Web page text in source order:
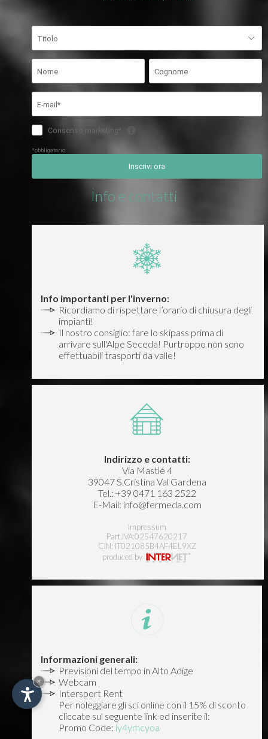
Info e contatti
Info importanti per l'inverno:
Ricordiamo di rispettare l’orario di chiusura degli
impianti!
Il nostro consiglio: fare lo skipass prima di
arrivare sull'Alpe Seceda! Purtroppo non sono
effettuabili trasporti da valle!
Indirizzo e contatti:
Via Mastlé 4
39047 S.Cristina Val Gardena
Tel.: +39 0471 163 2522
E-Mail: info@fermeda.com
Impressum
Part.IVA:02547620217
CIN: IT021085B4AF4EL9XZ
produced by
Informazioni generali:
Previsioni del tempo in Alto Adige
Webcam
Intersport Rent
Per noleggiare gli sci online con il 15% di sconto
cliccate sul seguente link ed inserite il:
Promo Code: iy4ymcyoa
×